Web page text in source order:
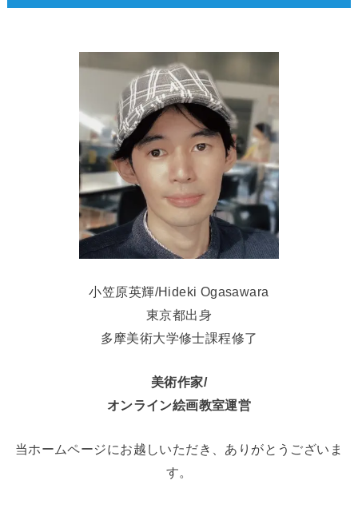
小笠原英輝/Hideki Ogasawara
東京都出身
多摩美術大学修士課程修了
美術作家/
オンライン絵画教室運営
当ホームページにお越しいただき、ありがとうございま
す。